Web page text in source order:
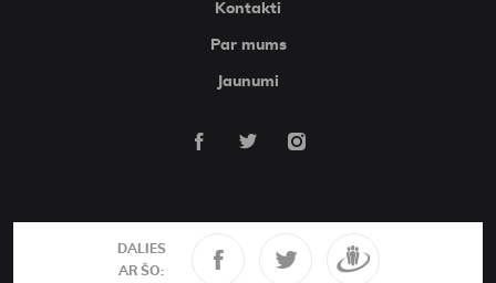
DALIES
AR ŠO:
Kontakti
Par mums
Jaunumi